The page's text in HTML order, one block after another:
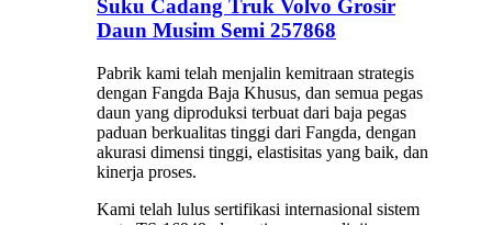
Suku Cadang Truk Volvo Grosir
Daun Musim Semi 257868
Pabrik kami telah menjalin kemitraan strategis
dengan Fangda Baja Khusus, dan semua pegas
daun yang diproduksi terbuat dari baja pegas
paduan berkualitas tinggi dari Fangda, dengan
akurasi dimensi tinggi, elastisitas yang baik, dan
kinerja proses.
Kami telah lulus sertifikasi internasional sistem